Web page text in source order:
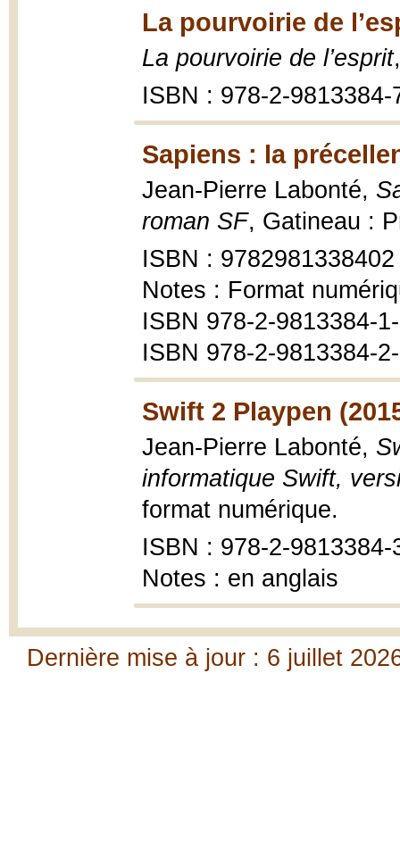
La pourvoirie de
La pourvoirie de l’esprit
ISBN : 978-2-9813384-
Sapiens : la
Jean-Pierre Labonté,
roman SF, Gatineau :
ISBN : 9782981338402
Notes : Format
ISBN 978-2-9813384-
ISBN 978-2-9813384-
Swift 2 Playpen
Jean-Pierre Labonté,
informatique Swift,
format numérique.
ISBN : 978-2-9813384-
Notes : en anglais
Dernière mise à jour : 6 juillet